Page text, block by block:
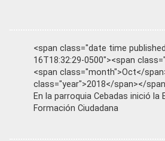
<span class="date time
16T18:32:29-0500"><span
<span class="month">Oct</
class="year">2018</span></
En la parroquia Cebadas inició la
Formación Ciudadana